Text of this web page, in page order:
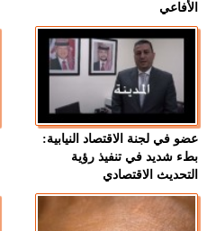
الأفاعي
عضو في لجنة الاقتصاد النيابية:
بطء شديد في تنفيذ رؤية
التحديث الاقتصادي